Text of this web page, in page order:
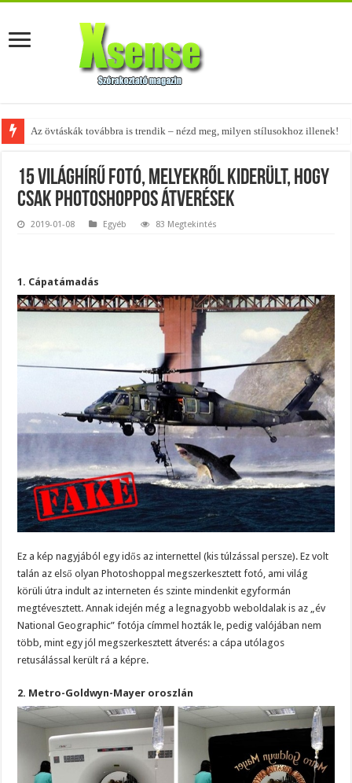
Az övtáskák továbbra is trendik – nézd meg, milyen stílusokhoz illenek!
A tökéletes táskák férfiaknak – fedezd fel az 5 legjobb fazont!
15 világhírű fotó, melyekről kiderült, hogy
csak Photoshoppos átverések
2019-01-08 Egyéb 83 Megtekintés
1. Cápatámadás
Ez a kép nagyjából egy idős az internettel (kis túlzással persze). Ez volt
talán az első olyan Photoshoppal megszerkesztett fotó, ami világ
körüli útra indult az interneten és szinte mindenkit egyformán
megtévesztett. Annak idején még a legnagyobb weboldalak is az „év
National Geographic” fotója címmel hozták le, pedig valójában nem
több, mint egy jól megszerkesztett átverés: a cápa utólagos
retusálással került rá a képre.
2. Metro-Goldwyn-Mayer oroszlán